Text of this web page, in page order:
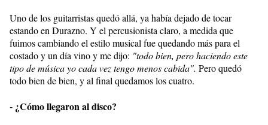
Uno de los guitarristas quedó allá, ya había dejado de tocar
estando en Durazno. Y el percusionista claro, a medida que
fuimos cambiando el estilo musical fue quedando más para el
costado y un día vino y me dijo: "todo bien, pero haciendo este
tipo de música yo cada vez tengo menos cabida". Pero quedó
todo bien de bien, y al final quedamos los cuatro.
- ¿Cómo llegaron al disco?